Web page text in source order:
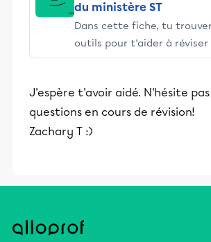
du ministère ST
Dans cette fiche, tu
outils pour t’aider à
t’exercer pour l’examen
secondaire. Clique ici si tu
Applications
scientifiques (ATS)
J'espère t'avoir aidé. N'hésite pas
questions en cours de révision!
Zachary T :)